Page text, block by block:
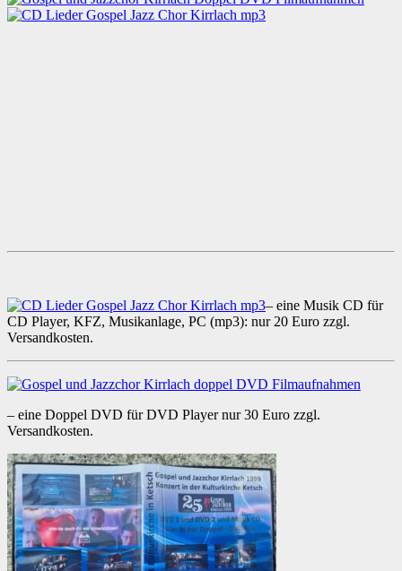
– eine Musik CD für
CD Player, KFZ, Musikanlage, PC (mp3): nur 20 Euro zzgl.
Versandkosten.
– eine Doppel DVD für DVD Player nur 30 Euro zzgl.
Versandkosten.